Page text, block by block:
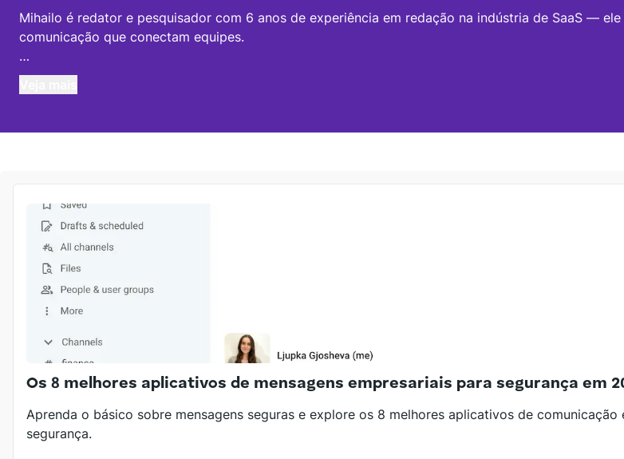
Mihailo é redator e pesquisador com 6 anos de experiência em redação na indústria de SaaS —
comunicação que conectam equipes.
Com bacharelado em roteiro e mestrado em produção musical pela Faculdade de Artes
e capacitar uma equipe criativa.
A escrita de Mihailo se concentra em manter a comunicação fluida e ajudar equipes de todos os
Os 8 melhores aplicativos de mensagens empresariais para segurança em
Aprenda o básico sobre mensagens seguras e explore os 8 melhores aplicativos de
segurança.